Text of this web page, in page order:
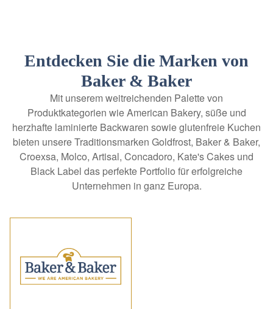
Entdecken Sie die Marken von
Baker & Baker
Mit unserem weitreichenden Palette von
Produktkategorien wie American Bakery, süße und
herzhafte laminierte Backwaren sowie glutenfreie Kuchen
bieten unsere Traditionsmarken Goldfrost, Baker & Baker,
Croexsa, Molco, Artisal, Concadoro, Kate's Cakes und
Black Label das perfekte Portfolio für erfolgreiche
Unternehmen in ganz Europa.